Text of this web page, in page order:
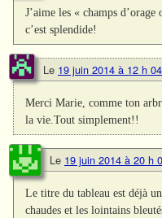
J’aime les « champs
c’est splendide!
Le 19 juin 2014 à 12 h
Merci Marie, comme ton
la vie.Tout simplement!!
Le 19 juin 2014 à 20 h
Le titre du tableau est déjà
chaudes et les lointains